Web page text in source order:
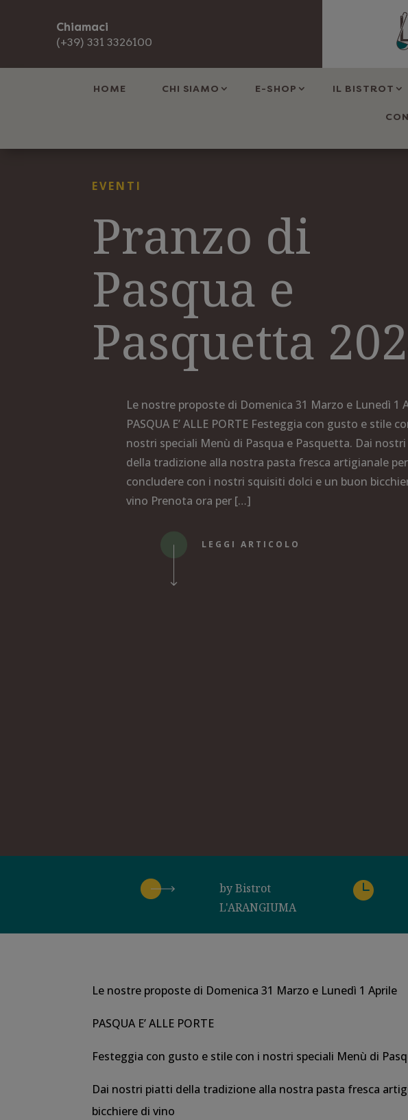
Chiamaci
(+39) 331 3326100
HOME CHI SIAMO E-SHOP IL BISTROT
EVENTI
Pranzo di
Pasqua e
Pasquetta
Le nostre proposte di Domenica 31 Marzo e Lunedì 1
PASQUA E’ ALLE PORTE Festeggia con gusto e stile
nostri speciali Menù di Pasqua e Pasquetta. Dai
della tradizione alla nostra pasta fresca artigianale per
concludere con i nostri squisiti dolci e un buon
vino Prenota ora per […]
LEGGI ARTICOLO
byBistrot
L'ARANGIUMA

Le nostre proposte di Domenica 31 Marzo e Lunedì 1 Aprile
PASQUA E’ ALLE PORTE
Festeggia con gusto e stile con i nostri speciali Menù di
Dai nostri piatti della tradizione alla nostra pasta fresca
bicchiere di vino